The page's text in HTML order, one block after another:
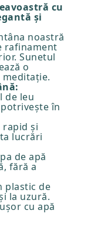
cu
și
noastră
rafinament
Sunetul
o
de leu
în
rapid și
lucrări
de apă
fără a
plastic de
la uzură.
cu apă